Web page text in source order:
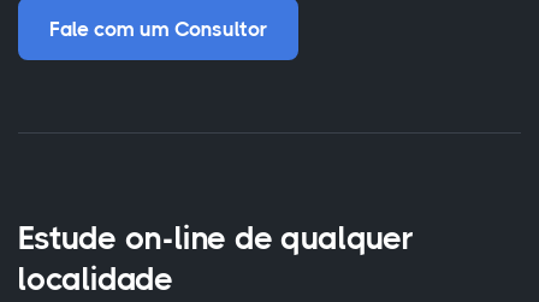
Fale com um Consultor
Estude on-line de qualquer
localidade